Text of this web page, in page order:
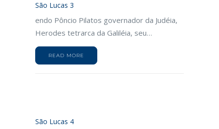
São Lucas 3
endo Pôncio Pilatos governador da Judéia,
Herodes tetrarca da Galiléia, seu…
READ MORE
São Lucas 4